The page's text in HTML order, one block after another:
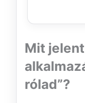
Mit
rólad”?